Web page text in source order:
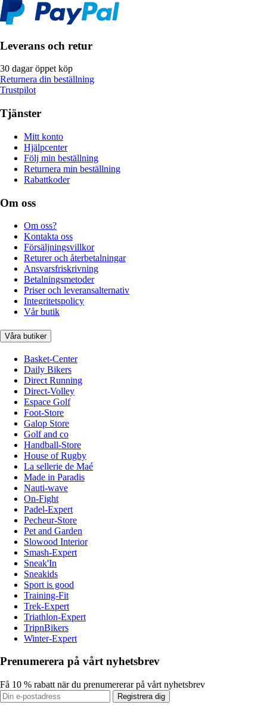
Leverans och retur
30 dagar öppet köp
Returnera din beställning
Trustpilot
Tjänster
Mitt konto
Hjälpcenter
Följ min beställning
Returnera min beställning
Rabattkoder
Om oss
Om oss?
Kontakta oss
Försäljningsvillkor
Returer och återbetalningar
Ansvarsfriskrivning
Betalningsmetoder
Priser och leveransalternativ
Integritetspolicy
Vår butik
Våra butiker
Basket-Center
Daily Bikers
Direct Running
Direct-Volley
Espace Golf
Foot-Store
Galop Store
Golf and co
Handball-Store
House of Rugby
La sellerie de Maé
Made in Paradis
Nauti-wave
On-Fight
Padel-Expert
Pecheur-Store
Pet and Garden
Slowood Interior
Smash-Expert
Sneak'In
Sneakids
Sport is good
Training-Fit
Trek-Expert
Triathlon-Expert
TripnBikers
Winter-Expert
Prenumerera på vårt nyhetsbrev
Få 10 % rabatt när du prenumererar på vårt nyhetsbrev
Registrera dig